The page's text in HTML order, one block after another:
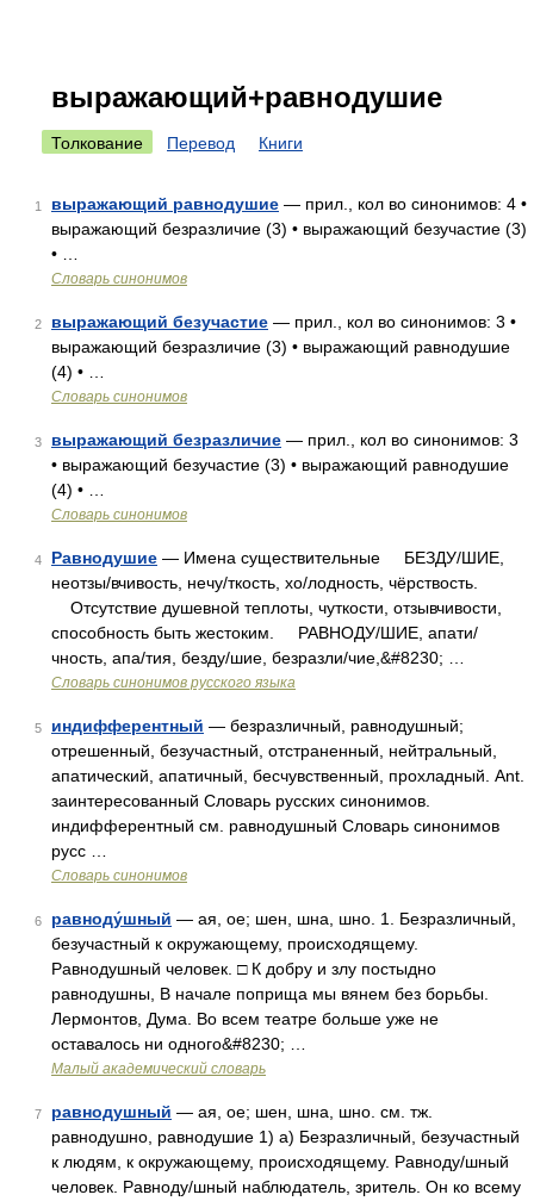
выражающий+равнодушие
Толкование Перевод Книги
1 выражающий равнодушие — прил., кол во синонимов: 4 •
выражающий безразличие (3) • выражающий безучастие (3)
• …
Словарь синонимов
2 выражающий безучастие — прил., кол во синонимов: 3 •
выражающий безразличие (3) • выражающий равнодушие
(4) • …
Словарь синонимов
3 выражающий безразличие — прил., кол во синонимов: 3
• выражающий безучастие (3) • выражающий равнодушие
(4) • …
Словарь синонимов
4 Равнодушие — Имена существительные БЕЗДУ/ШИЕ,
неотзы/вчивость, нечу/ткость, хо/лодность, чёрствость.
Отсутствие душевной теплоты, чуткости, отзывчивости,
способность быть жестоким. РАВНОДУ/ШИЕ, апати/
чность, апа/тия, безду/шие, безразли/чие,&#8230; …
Словарь синонимов русского языка
5 индифферентный — безразличный, равнодушный;
отрешенный, безучастный, отстраненный, нейтральный,
апатический, апатичный, бесчувственный, прохладный. Ant.
заинтересованный Словарь русских синонимов.
индифферентный см. равнодушный Словарь синонимов
русс …
Словарь синонимов
6 равноду́шный — ая, ое; шен, шна, шно. 1. Безразличный,
безучастный к окружающему, происходящему.
Равнодушный человек. □ К добру и злу постыдно
равнодушны, В начале поприща мы вянем без борьбы.
Лермонтов, Дума. Во всем театре больше уже не
оставалось ни одного&#8230; …
Малый академический словарь
7 равнодушный — ая, ое; шен, шна, шно. см. тж.
равнодушно, равнодушие 1) а) Безразличный, безучастный
к людям, к окружающему, происходящему. Равноду/шный
человек. Равноду/шный наблюдатель, зритель. Он ко всему